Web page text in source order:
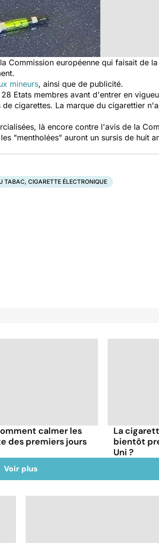
Commission européenne qui faisait de
mineurs, ainsi que de publicité.
Etats membres avant d'entrer en
cigarettes. La marque du cigarettier
là encore contre l'avis de la
"mentholées" auront un sursis de huit
TABAC, CIGARETTE ÉLECTRONIQUE
calmer les
des premiers jours
La
bientôt
Uni ?
Voir plus